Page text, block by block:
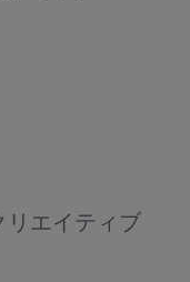
リエイティブ